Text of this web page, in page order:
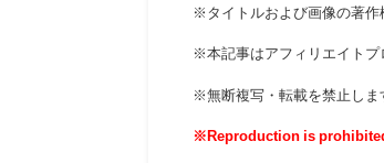
※タイトルおよび画像の著作
※本記事はアフィリエイトプ
※無断複写・転載を禁止しま
※Reproduction is